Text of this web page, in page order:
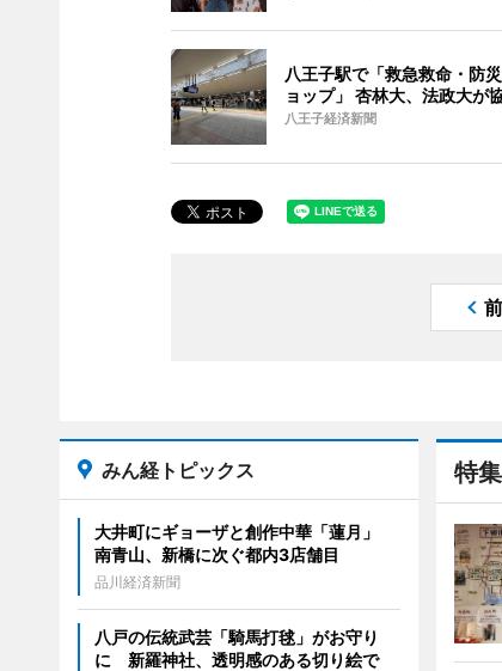
八王子駅で「救急救命・防
ョップ」 杏林大、法政大が
八王子経済新聞
特集
みん経トピックス
大井町にギョーザと創作中華「蓮月」
南青山、新橋に次ぐ都内3店舗目
品川経済新聞
八戸の伝統武芸「騎馬打毬」がお守り
に 新羅神社、透明感のある切り絵で